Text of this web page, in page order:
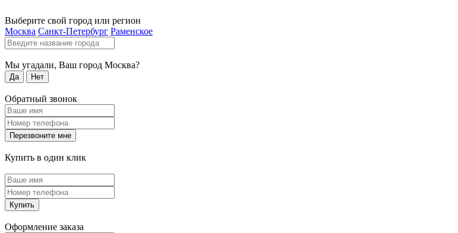
Выберите свой город или регион
Москва Санкт-Петербург Раменское
Мы угадали, Ваш город Москва?
Да Нет
Обратный звонок
Перезвоните мне
Купить в один клик
Купить
Оформление заказа